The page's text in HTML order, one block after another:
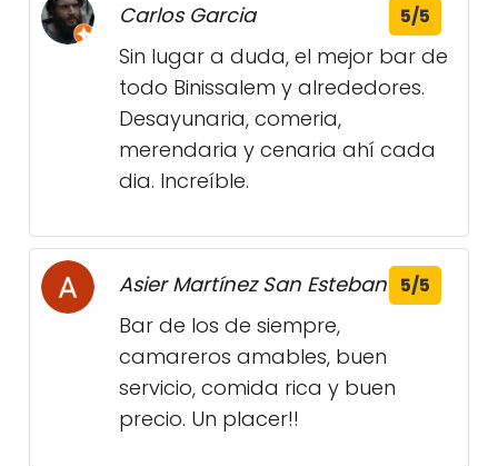
Carlos Garcia 5/5
Sin lugar a duda, el mejor bar de
todo Binissalem y alrededores.
Desayunaria, comeria,
merendaria y cenaria ahí cada
dia. Increíble.
Asier Martínez San Esteban 5/5
Bar de los de siempre,
camareros amables, buen
servicio, comida rica y buen
precio. Un placer!!